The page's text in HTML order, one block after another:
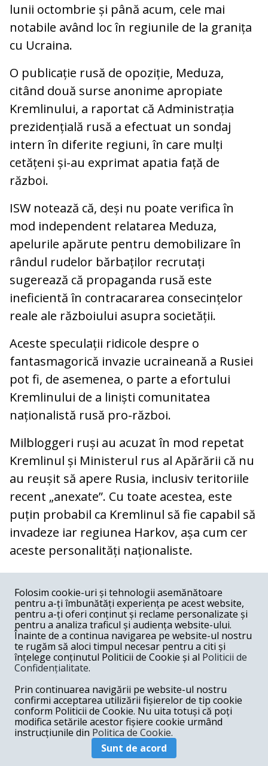
lunii octombrie și până acum, cele mai
notabile având loc în regiunile de la granița
cu Ucraina.
O publicație rusă de opoziție, Meduza,
citând două surse anonime apropiate
Kremlinului, a raportat că Administrația
prezidențială rusă a efectuat un sondaj
intern în diferite regiuni, în care mulți
cetățeni și-au exprimat apatia față de
război.
ISW notează că, deși nu poate verifica în
mod independent relatarea Meduza,
apelurile apărute pentru demobilizare în
rândul rudelor bărbaților recrutați
sugerează că propaganda rusă este
ineficientă în contracararea consecințelor
reale ale războiului asupra societății.
Aceste speculații ridicole despre o
fantasmagorică invazie ucraineană a Rusiei
pot fi, de asemenea, o parte a efortului
Kremlinului de a liniști comunitatea
naționalistă rusă pro-război.
Milbloggeri ruși au acuzat în mod repetat
Kremlinul și Ministerul rus al Apărării că nu
au reușit să apere Rusia, inclusiv teritoriile
recent „anexate”. Cu toate acestea, este
puțin probabil ca Kremlinul să fie capabil să
invadeze iar regiunea Harkov, așa cum cer
aceste personalități naționaliste.
COMENTARII
Nume
Email
Postează comentariu
Folosim cookie-uri și tehnologii asemănătoare
pentru a-ți îmbunătăți experiența pe acest website,
pentru a-ți oferi conținut și reclame personalizate și
pentru a analiza traficul și audiența website-ului.
Înainte de a continua navigarea pe website-ul nostru
te rugăm să aloci timpul necesar pentru a citi și
înțelege conținutul Politicii de Cookie și al Politicii de
Confidențialitate.
Prin continuarea navigării pe website-ul nostru
confirmi acceptarea utilizării fișierelor de tip cookie
conform Politicii de Cookie. Nu uita totuși că poți
modifica setările acestor fișiere cookie urmând
instrucțiunile din Politica de Cookie.
Sunt de acord